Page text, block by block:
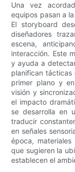
Una vez
equipos pasan a
El storyboard
diseñadores
escena,
interacción. Este
y ayuda a
planifican tácticas
primer plano y
visión y
el impacto
se desarrolla en
traducir
en señales
época,
que sugieren la
establecen el